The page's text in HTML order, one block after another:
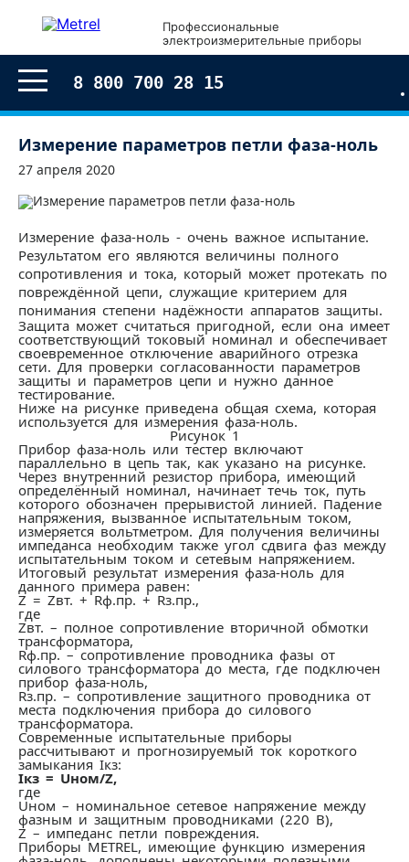
Профессиональные
электроизмерительные приборы
8 800 700 28 15
Измерение параметров петли фаза-ноль
27 апреля 2020
Измерение фаза-ноль - очень важное испытание.
Результатом его являются величины полного
сопротивления и тока, который может протекать по
повреждённой цепи, служащие критерием для
понимания степени надёжности аппаратов защиты.
Защита может считаться пригодной, если она имеет
соответствующий токовый номинал и обеспечивает
своевременное отключение аварийного отрезка
сети. Для проверки согласованности параметров
защиты и параметров цепи и нужно данное
тестирование.
Ниже на рисунке приведена общая схема, которая
используется для измерения фаза-ноль.
Рисунок 1
Прибор фаза-ноль или тестер включают
параллельно в цепь так, как указано на рисунке.
Через внутренний резистор прибора, имеющий
определённый номинал, начинает течь ток, путь
которого обозначен прерывистой линией. Падение
напряжения, вызванное испытательным током,
измеряется вольтметром. Для получения величины
импеданса необходим также угол сдвига фаз между
испытательным током и сетевым напряжением.
Итоговый результат измерения фаза-ноль для
данного примера равен:
Z = Zвт. + Rф.пр. + Rз.пр.,
где
Zвт. – полное сопротивление вторичной обмотки
трансформатора,
Rф.пр. – сопротивление проводника фазы от
силового трансформатора до места, где подключен
прибор фаза-ноль,
Rз.пр. – сопротивление защитного проводника от
места подключения прибора до силового
трансформатора.
Современные испытательные приборы
рассчитывают и прогнозируемый ток короткого
замыкания Iкз:
Iкз = Uном/Z,
где
Uном – номинальное сетевое напряжение между
фазным и защитным проводниками (220 В),
Z – импеданс петли повреждения.
Приборы METREL, имеющие функцию измерения